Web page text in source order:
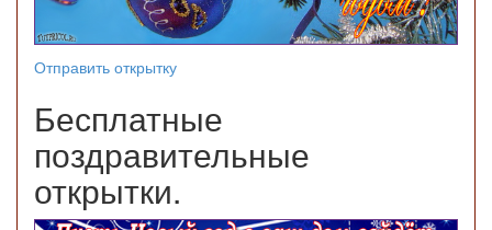
Отправить открытку
Бесплатные
поздравительные
открытки.